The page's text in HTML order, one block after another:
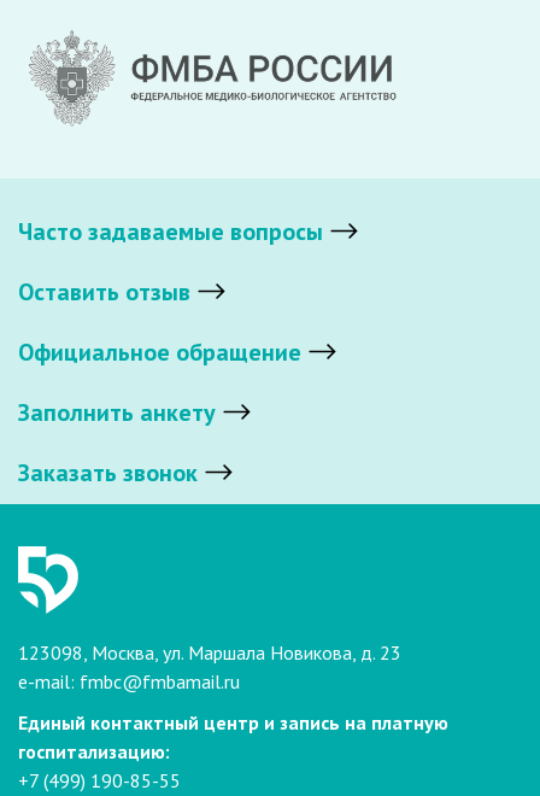
Часто задаваемые вопросы
Оставить отзыв
Официальное обращение
Заполнить анкету
Заказать звонок
123098, Москва, ул. Маршала Новикова, д. 23
e-mail: fmbc@fmbamail.ru
Единый контактный центр и запись на платную
госпитализацию:
+7 (499) 190-85-55